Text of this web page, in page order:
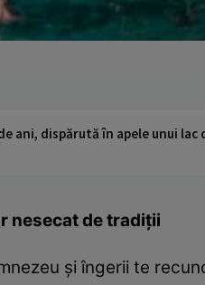
ani, dispărută în apele unui
nesecat de tradiţii
şi îngerii te